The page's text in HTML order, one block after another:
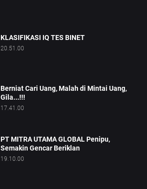
KLASIFIKASI IQ TES BINET
20.51.00
Berniat Cari Uang, Malah di Mintai Uang,
Gila...!!!
17.41.00
PT MITRA UTAMA GLOBAL Penipu,
Semakin Gencar Beriklan
19.10.00